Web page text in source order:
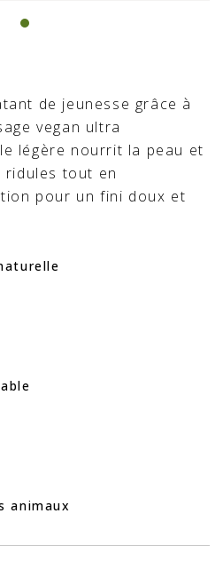
de jeunesse grâce à
vegan ultra
légère nourrit la peau et
ridules tout en
pour un fini doux et
animaux